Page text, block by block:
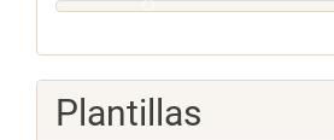
Plantillas